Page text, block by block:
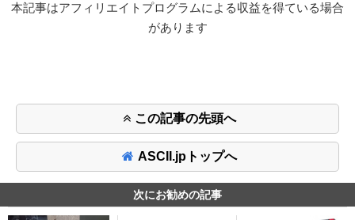
本記事はアフィリエイトプログラムによる収益を得ている場合
があります
この記事の先頭へ
ASCII.jpトップへ
次にお勧めの記事